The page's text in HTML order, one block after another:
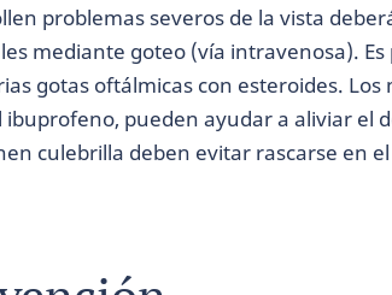
problemas severos de la vista
mediante goteo (vía intravenosa).
gotas oftálmicas con esteroides.
ibuprofeno, pueden ayudar a aliviar el
culebrilla deben evitar rascarse en